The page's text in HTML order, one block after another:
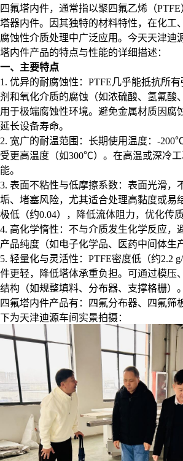
四氟塔内件，通常指以聚四氟乙烯（
塔器内件。因其独特的材料特性，在化工
腐蚀性介质处理中广泛应用。今天天津迪
塔内件产品的特点与性能的详细描述：
一、主要特点
1. 优异的耐腐蚀性：PTFE几乎能抵抗所
剂和氧化介质的腐蚀（如浓硫酸、氢氟酸
用于极端腐蚀性环境。避免金属材质因腐
延长设备寿命。
2. 宽广的耐温范围：长期使用温度：-
受更高温度（如300℃）。在高温或深冷
能。
3. 表面不粘性与低摩擦系数：表面光滑，
垢、堵塞风险，尤其适合处理高黏度或易
极低（约0.04），降低流体阻力，优化传质
4. 高化学惰性：不与介质发生化学反应，
产品纯度（如电子化学品、医药中间体生
5. 轻量化与灵活性：PTFE密度低（约2.2
件更轻，降低塔体承重负担。可通过模压
结构（如规整填料、分布器、支撑格栅）。
四氟塔内件产品有：四氟分布器、四氟筛
下为天津迪源车间实景拍摄：